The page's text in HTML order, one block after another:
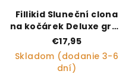
Fillikid Sluneční clona
na kočárek Deluxe grey
melange
€17,95
Skladom (dodanie 3-6
dní)